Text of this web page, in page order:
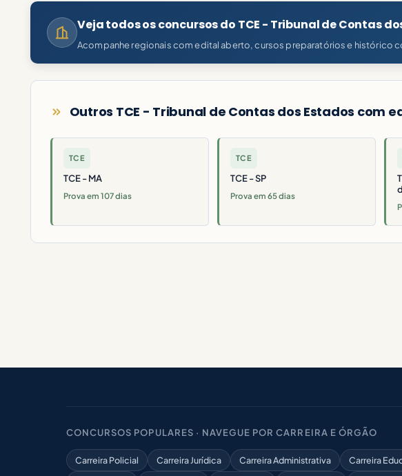
Veja todos os concursos do TCE - Tribunal de Contas
Acompanhe regionais com edital aberto, cursos preparatórios e histórico
Outros TCE - Tribunal de Contas dos Estados com
TCE
TCE - MA
Prova em 107 dias
TCE
TCE - SP
Prova em 65 dias
CONCURSOS POPULARES · NAVEGUE POR CARREIRA E ÓRGÃO
Carreira Policial Carreira Jurídica Carreira Administrativa Carreira